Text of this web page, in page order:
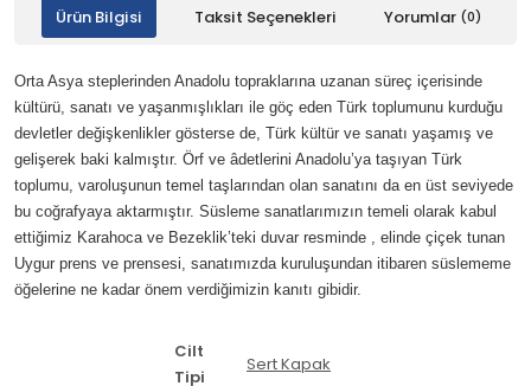
Ürün Bilgisi Taksit Seçenekleri Yorumlar (0)
Orta Asya steplerinden Anadolu topraklarına uzanan süreç içerisinde
kültürü, sanatı ve yaşanmışlıkları ile göç eden Türk toplumunu kurduğu
devletler değişkenlikler gösterse de, Türk kültür ve sanatı yaşamış ve
gelişerek baki kalmıştır. Örf ve âdetlerini Anadolu’ya taşıyan Türk
toplumu, varoluşunun temel taşlarından olan sanatını da en üst seviyede
bu coğrafyaya aktarmıştır. Süsleme sanatlarımızın temeli olarak kabul
ettiğimiz Karahoca ve Bezeklik’teki duvar resminde , elinde çiçek tunan
Uygur prens ve prensesi, sanatımızda kuruluşundan itibaren süslememe
öğelerine ne kadar önem verdiğimizin kanıtı gibidir.
Cilt
Tipi
Sert Kapak